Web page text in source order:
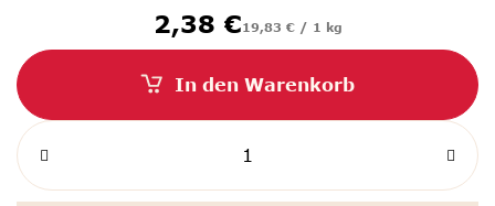
2,38 €Verkaufspreis:
19,83 € / 1 kg
In den Warenkorb